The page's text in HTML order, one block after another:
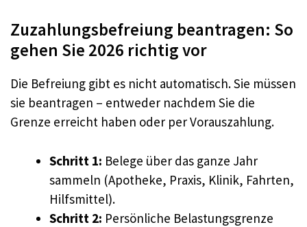
Zuzahlungsbefreiung beantragen: So
gehen Sie 2026 richtig vor
Die Befreiung gibt es nicht automatisch. Sie müssen
sie beantragen – entweder nachdem Sie die
Grenze erreicht haben oder per Vorauszahlung.
Schritt 1: Belege über das ganze Jahr
sammeln (Apotheke, Praxis, Klinik, Fahrten,
Hilfsmittel).
Schritt 2: Persönliche Belastungsgrenze